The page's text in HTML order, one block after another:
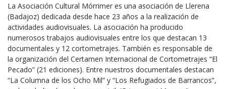
La Asociación Cultural Mórrimer es una asociación de Llerena
(Badajoz) dedicada desde hace 23 años a la realización de
actividades audiovisuales. La asociación ha producido
numerosos trabajos audiovisuales entre los que destacan 13
documentales y 12 cortometrajes. También es responsable de
la organización del Certamen Internacional de Cortometrajes “El
Pecado” (21 ediciones). Entre nuestros documentales destacan
“La Columna de los Ocho Mil” y “Los Refugiados de Barrancos”,